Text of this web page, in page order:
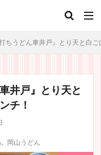
ちうどん車井戸』とり天と白
井戸』とり天と
チ！
岡山うどん